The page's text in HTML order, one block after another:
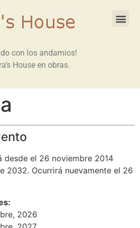
con los andamios!
House en obras.
desde el 26 noviembre 2014
2032. Ocurrirá nuevamente el 26
2026